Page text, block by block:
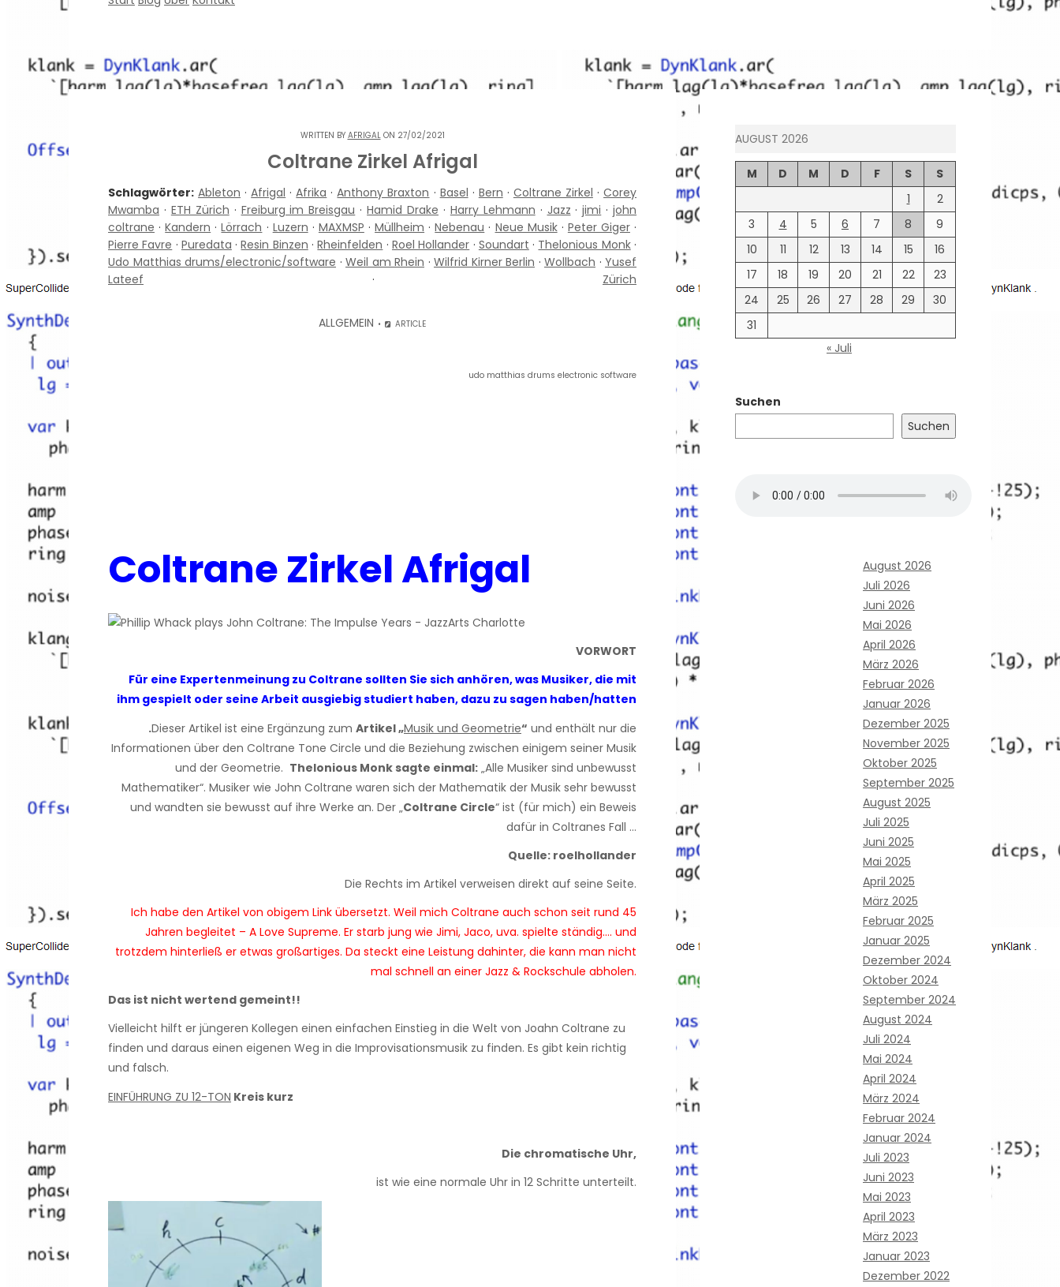
WRITTEN BY AFRIGALON 27/02/2021
Coltrane Zirkel Afrigal
Schlagwörter: Ableton ·Afrigal ·Afrika ·Anthony Braxton · Basel · Bern · Coltrane Zirkel ·Corey
Mwamba · ETH Zürich · Freiburg im Breisgau ·Hamid Drake · Harry Lehmann · Jazz ·jimi ·john
coltrane ·Kandern ·Lörrach · Luzern · MAXMSP ·Müllheim ·Nebenau · Neue Musik· Peter Giger·
Pierre Favre · Puredata ·Resin Binzen ·Rheinfelden · Roel Hollander · Soundart · Thelonious Monk·
Udo Matthias drums/electronic/software · Weil am Rhein · Wilfrid Kirner Berlin · Wollbach · Yusef
Lateef · Zürich
ALLGEMEIN ARTICLE
udo matthias drums electronic software
Coltrane Zirkel Afrigal
VORWORT
Für eine Expertenmeinung zu Coltrane sollten Sie sich anhören, was Musiker, die mit
ihm gespielt oder seine Arbeit ausgiebig studiert haben, dazu zu sagen haben/hatten
.Dieser Artikel ist eine Ergänzung zum Artikel „Musik und Geometrie“ und enthält nur die
Informationen über den Coltrane Tone Circle und die Beziehung zwischen einigem seiner Musik
und der Geometrie. Thelonious Monk sagte einmal: „Alle Musiker sind unbewusst
Mathematiker“. Musiker wie John Coltrane waren sich der Mathematik der Musik sehr bewusst
und wandten sie bewusst auf ihre Werke an. Der „Coltrane Circle“ ist (für mich) ein Beweis
dafür in Coltranes Fall …
Quelle: roelhollander
Die Rechts im Artikel verweisen direkt auf seine Seite.
Ich habe den Artikel von obigem Link übersetzt. Weil mich Coltrane auch schon seit rund 45
Jahren begleitet – A Love Supreme. Er starb jung wie Jimi, Jaco, uva. spielte ständig…. und
trotzdem hinterließ er etwas großartiges. Da steckt eine Leistung dahinter, die kann man nicht
mal schnell an einer Jazz & Rockschule abholen.
Das ist nicht wertend gemeint!!
Vielleicht hilft er jüngeren Kollegen einen einfachen Einstieg in die Welt von Joahn Coltrane zu
finden und daraus einen eigenen Weg in die Improvisationsmusik zu finden. Es gibt kein richtig
und falsch.
EINFÜHRUNG ZU 12-TON Kreis kurz
Die chromatische Uhr,
ist wie eine normale Uhr in 12 Schritte unterteilt.
AUGUST 2026
M D M D F S
S
1
2
3
4 5 6 7 8
9
10
11 12 13 14 15
16
17
18 19 20 21 22
23
24
25 26 27 28 29
30
31
« Juli
Suchen
Suchen
August 2026
Juli 2026
Juni 2026
Mai 2026
April 2026
März 2026
Februar 2026
Januar 2026
Dezember 2025
November 2025
Oktober 2025
September 2025
August 2025
Juli 2025
Juni 2025
Mai 2025
April 2025
März 2025
Februar 2025
Januar 2025
Dezember 2024
Oktober 2024
September 2024
August 2024
Juli 2024
Mai 2024
April 2024
März 2024
Februar 2024
Januar 2024
Juli 2023
Juni 2023
Mai 2023
April 2023
März 2023
Januar 2023
Dezember 2022